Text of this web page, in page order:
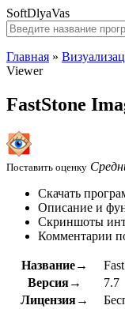
SoftDlyaVas
Главная »
Viewer
FastStone
Поставить оценку
Скачать
Описание и
Скриншоты
Комментарии
Название→
Версия→
7.7
Лицензия→